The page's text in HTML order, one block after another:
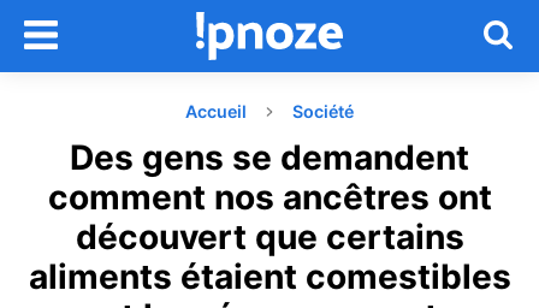
Accueil Société
Des gens se demandent
comment nos ancêtres ont
découvert que certains
aliments étaient comestibles